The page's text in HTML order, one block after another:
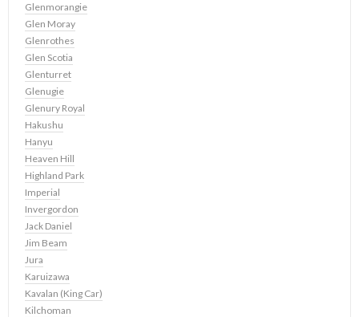
Glenmorangie
Glen Moray
Glenrothes
Glen Scotia
Glenturret
Glenugie
Glenury Royal
Hakushu
Hanyu
Heaven Hill
Highland Park
Imperial
Invergordon
Jack Daniel
Jim Beam
Jura
Karuizawa
Kavalan (King Car)
Kilchoman